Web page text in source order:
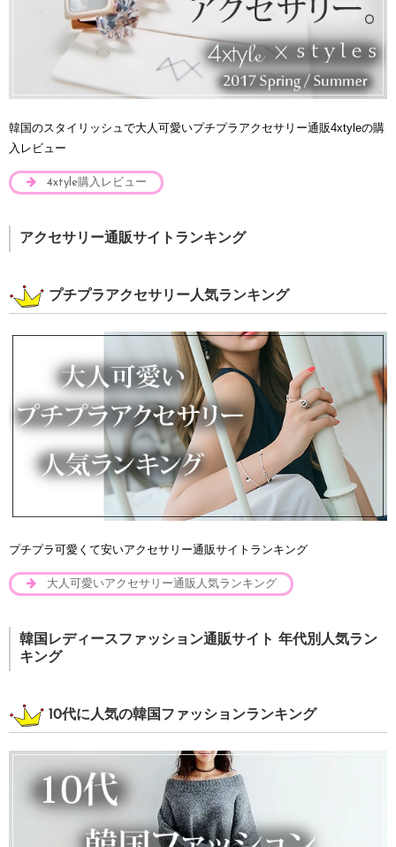
韓国のスタイリッシュで大人可愛いプチプラアクセサリー通販4xtyleの購
入レビュー
4xtyle購入レビュー
アクセサリー通販サイトランキング
プチプラアクセサリー人気ランキング
プチプラ可愛くて安いアクセサリー通販サイトランキング
大人可愛いアクセサリー通販人気ランキング
韓国レディースファッション通販サイト 年代別人気ラン
キング
10代に人気の韓国ファッションランキング